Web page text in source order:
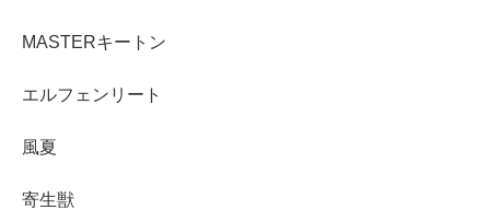
MASTERキートン
エルフェンリート
風夏
寄生獣